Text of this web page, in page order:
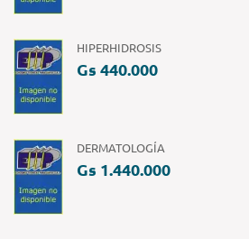
HIPERHIDROSIS
Gs 440.000
DERMATOLOGÍA
Gs 1.440.000